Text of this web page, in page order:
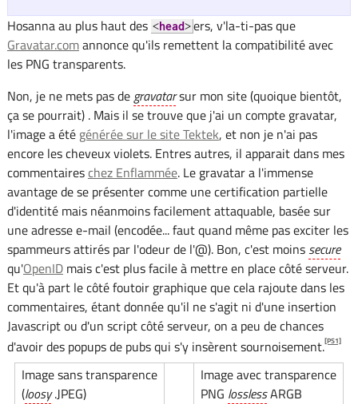
Hosanna au plus haut des <head>ers, v'la-ti-pas que
Gravatar.comannonce qu'ils remettent la compatibilité avec
les PNG transparents.
Non, je ne mets pas de gravatarsur mon site (quoique bientôt,
ça se pourrait) . Mais il se trouve que j'ai un compte gravatar,
l'image a été générée sur le site Tektek, et non je n'ai pas
encore les cheveux violets. Entres autres, il apparait dans mes
commentaireschez Enflammée. Le gravatar a l'immense
avantage de se présenter comme une certification partielle
d'identité mais néanmoins facilement attaquable, basée sur
une adresse e-mail (encodée... faut quand même pas exciter les
spammeurs attirés par l'odeur de l'@). Bon, c'est moins secure
qu'OpenIDmais c'est plus facile à mettre en place côté serveur.
Et qu'à part le côté foutoir graphique que cela rajoute dans les
commentaires, étant donnée qu'il ne s'agit ni d'une insertion
Javascript ou d'un script côté serveur, on a peu de chances
d'avoir des popups de pubs qui s'y insèrent sournoisement.[PS1]
Image sans transparence
(loosy.JPEG)
Image avec transparence
PNG losslessARGB